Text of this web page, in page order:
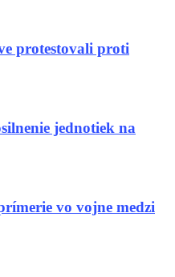
protestovali proti
jednotiek na
vo vojne medzi